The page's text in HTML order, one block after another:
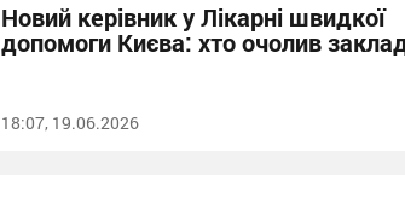
Новий керівник у Лікарні швидкої
допомоги Києва: хто очолив
18:07, 19.06.2026